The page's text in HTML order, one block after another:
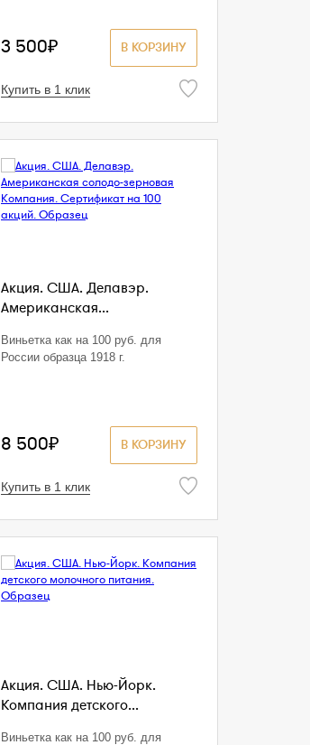
В КОРЗИНУ
3 500₽
Купить в 1 клик
Акция. США. Делавэр.
Американская...
Виньетка как на 100 руб. для
России образца 1918 г.
В КОРЗИНУ
8 500₽
Купить в 1 клик
Акция. США. Нью-Йорк.
Компания детского...
Виньетка как на 100 руб. для